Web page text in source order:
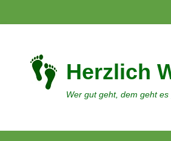
Herzlich
Wer gut geht, dem geht es